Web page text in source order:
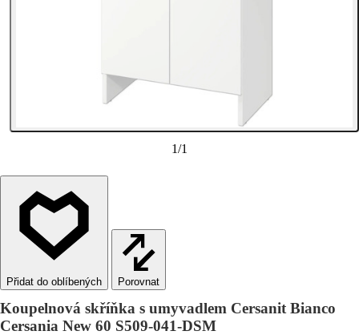
1/1
Porovnat
Koupelnová skříňka s umyvadlem Cersanit Bianco
Cersania New 60 S509-041-DSM